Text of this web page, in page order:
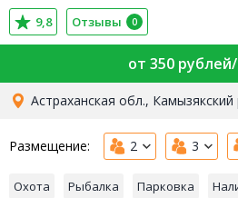
9,8 Отзывы 0
от 350
Астраханская обл., Камызякский
Размещение: 2 3
Охота Рыбалка Парковка